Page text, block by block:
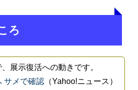
ろ
展示復活への動きです。
サメで確認 （Yahoo!ニュース）